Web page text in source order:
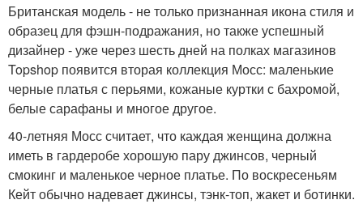
Британская модель - не только признанная икона стиля и
образец для фэшн-подражания, но также успешный
дизайнер - уже через шесть дней на полках магазинов
Topshop появится вторая коллекция Мосс: маленькие
черные платья с перьями, кожаные куртки с бахромой,
белые сарафаны и многое другое.
40-летняя Мосс считает, что каждая женщина должна
иметь в гардеробе хорошую пару джинсов, черный
смокинг и маленькое черное платье. По воскресеньям
Кейт обычно надевает джинсы, тэнк-топ, жакет и ботинки.